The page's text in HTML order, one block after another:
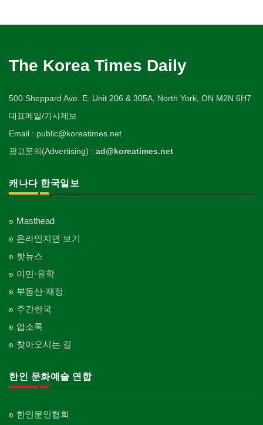
The Korea Times Daily
500 Sheppard Ave. E. Unit 206 & 305A, North York, ON M2N 6H7
대표메일/기사제보
Email : public@koreatimes.net
광고문의(Advertising) : ad@koreatimes.net
캐나다 한국일보
Masthead
온라인지면 보기
핫뉴스
이민·유학
부동산·재정
주간한국
업소록
찾아오시는 길
한인 문화예술 연합
한인문인협회